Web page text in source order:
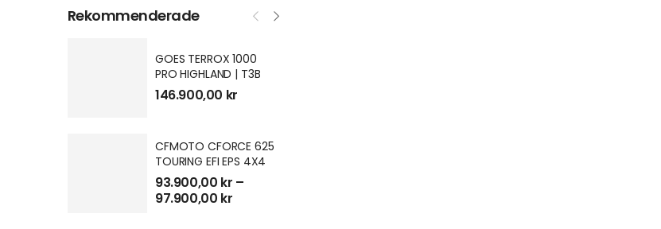
Rekommenderade
GOES TERROX 1000
PRO HIGHLAND | T3B
146.900,00 kr
CFMOTO CFORCE 625
TOURING EFI EPS 4X4
93.900,00 kr –
97.900,00 kr